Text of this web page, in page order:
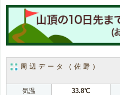
周辺データ（佐野）
気温 33.8℃